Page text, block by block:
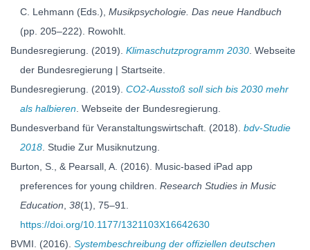
C. Lehmann (Eds.), Musikpsychologie. Das neue Handbuch
(pp. 205–222). Rowohlt.
Bundesregierung. (2019). Klimaschutzprogramm 2030 . Webseite
der Bundesregierung | Startseite.
Bundesregierung. (2019). CO2-Ausstoß soll sich bis 2030 mehr
als halbieren . Webseite der Bundesregierung.
Bundesverband für Veranstaltungswirtschaft. (2018). bdv-Studie
2018 . Studie Zur Musiknutzung.
Burton, S., & Pearsall, A. (2016). Music-based iPad app
preferences for young children. Research Studies in Music
Education 38(1), 75–91.
https://doi.org/10.1177/1321103X16642630
BVMI. (2016). Systembeschreibung der offiziellen deutschen